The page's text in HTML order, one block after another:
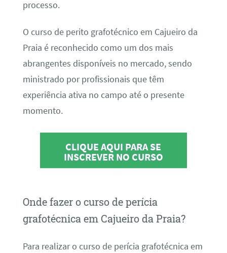
processo.
O curso de perito grafotécnico em Cajueiro da
Praia é reconhecido como um dos mais
abrangentes disponíveis no mercado, sendo
ministrado por profissionais que têm
experiência ativa no campo até o presente
momento.
CLIQUE AQUI PARA SE
INSCREVER NO CURSO
Onde fazer o curso de perícia
grafotécnica em Cajueiro da Praia?
Para realizar o curso de perícia grafotécnica em